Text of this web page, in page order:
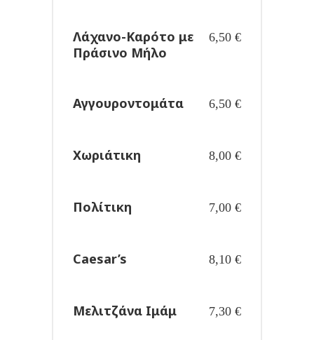
Λάχανο-Καρότο με
Πράσινο Μήλο
6,50 €
Αγγουροντομάτα 6,50 €
Χωριάτικη 8,00 €
Πολίτικη 7,00 €
Caesar’s 8,10 €
Μελιτζάνα Ιμάμ 7,30 €